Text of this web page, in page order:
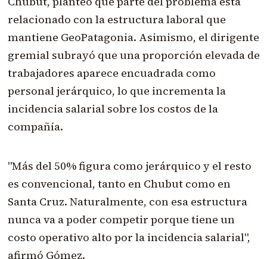
relacionado con la estructura laboral que
mantiene GeoPatagonia. Asimismo, el dirigente
gremial subrayó que una proporción elevada de
trabajadores aparece encuadrada como
personal jerárquico, lo que incrementa la
incidencia salarial sobre los costos de la
compañía.
"Más del 50% figura como jerárquico y el resto
es convencional, tanto en Chubut como en
Santa Cruz. Naturalmente, con esa estructura
nunca va a poder competir porque tiene un
costo operativo alto por la incidencia salarial",
afirmó Gómez.